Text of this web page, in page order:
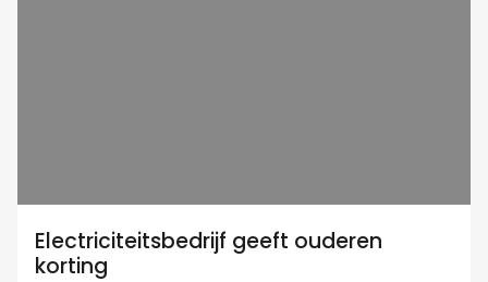
Electriciteitsbedrijf geeft ouderen
korting